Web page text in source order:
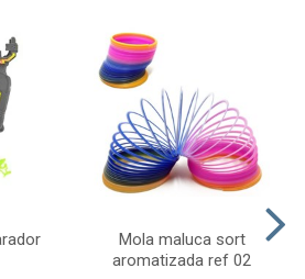
Mola maluca sort
aromatizada ref 02